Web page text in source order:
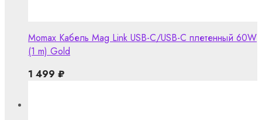
Momax Кабель Mag Link USB-C/USB-C плетенный 60W
(1 m) Gold
1 499 ₽